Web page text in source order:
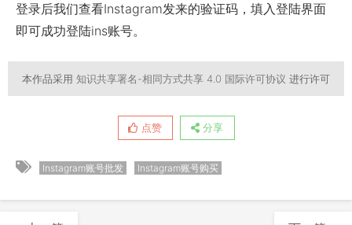
登录后我们查看Instagram发来的验证码，填入登陆界面
即可成功登陆ins账号。
本作品采用 知识共享署名-相同方式共享 4.0 国际许可协议 进行许可
点赞 分享
Instagram账号批发 Instagram账号购买